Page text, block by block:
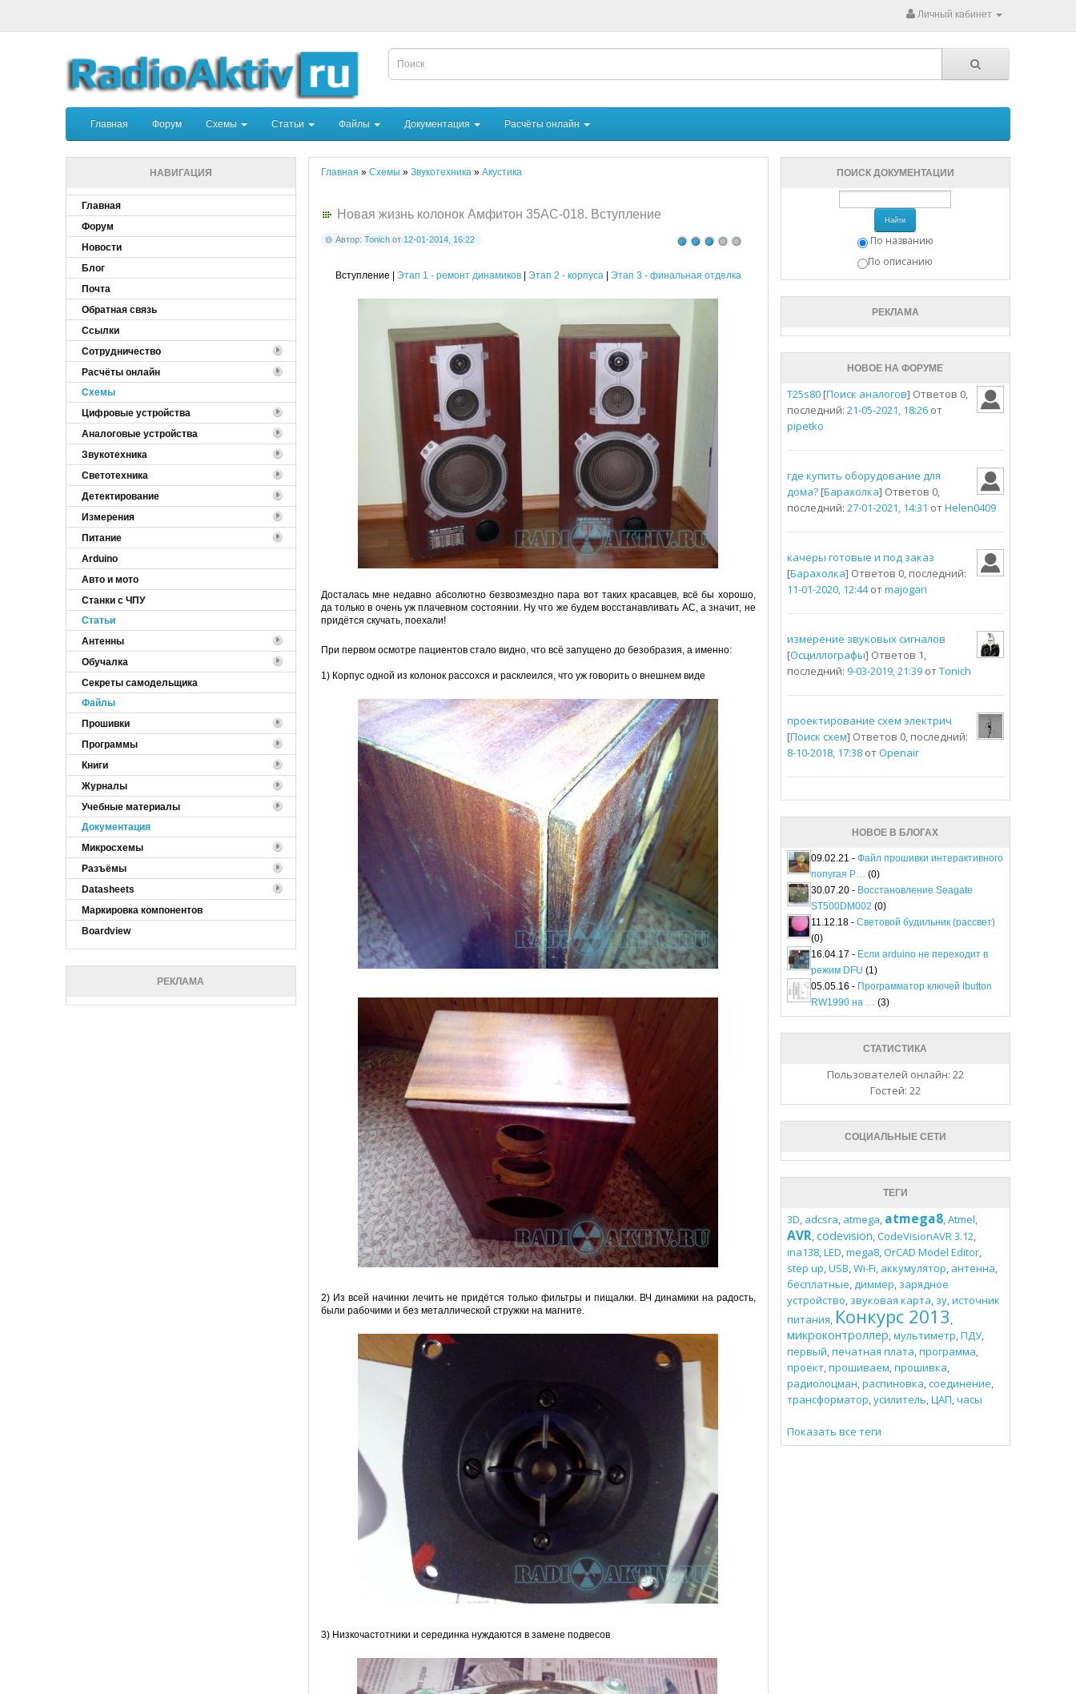
Личный кабинет
Главная Форум Схемы Статьи Файлы Документация Расчёты онлайн
НАВИГАЦИЯ
Главная
Форум
Новости
Блог
Почта
Обратная связь
Ссылки
Сотрудничество
Расчёты онлайн
Cхемы
Цифровые устройства
Аналоговые устройства
Звукотехника
Светотехника
Детектирование
Измерения
Питание
Arduino
Авто и мото
Станки с ЧПУ
Статьи
Антенны
Обучалка
Секреты самодельщика
Файлы
Прошивки
Программы
Книги
Журналы
Учебные материалы
Документация
Микросхемы
Разъёмы
Datasheets
Маркировка компонентов
Boardview
РЕКЛАМА
Главная » Схемы » Звукотехника» Акустика
Новая жизнь колонок Амфитон 35АС-018. Вступление
Автор: Tonichот 12-01-2014, 16:22
Вступление | Этап 1 - ремонт динамиков| Этап 2 - корпуса | Этап 3 - финальная отделка
Досталась мне недавно абсолютно безвозмездно пара вот таких красавцев, всё бы хорошо,
да только в очень уж плачевном состоянии. Ну что же будем восстанавливать АС, а значит, не
придётся скучать, поехали!
При первом осмотре пациентов стало видно, что всё запущено до безобразия, а именно:
1) Корпус одной из колонок рассохся и расклеился, что уж говорить о внешнем виде
2) Из всей начинки лечить не придётся только фильтры и пищалки. ВЧ динамики на радость,
были рабочими и без металлической стружки на магните.
3) Низкочастотники и серединка нуждаются в замене подвесов
ПОИСК ДОКУМЕНТАЦИИ
Найти
По названию
По описанию
РЕКЛАМА
НОВОЕ НА ФОРУМЕ
T25s80[Поиск аналогов] Ответов 0,
последний: 21-05-2021, 18:26от
pipetko
где купить оборудование для
дома?[Барахолка] Ответов 0,
последний: 27-01-2021, 14:31 отHelen0409
качеры готовые и под заказ
[Барахолка] Ответов 0, последний:
11-01-2020, 12:44отmajogari
измерение звуковых сигналов
[Осциллографы] Ответов 1,
последний: 9-03-2019, 21:39отTonich
проектирование схем электрич
[Поиск схем] Ответов 0, последний:
8-10-2018, 17:38отOpenair
НОВОЕ В БЛОГАХ
09.02.21 - Файл прошивки интерактивного
попугая P… (0)
30.07.20 - Восстановление Seagate
ST500DM002 (0)
11.12.18 - Световой будильник (рассвет)
(0)
16.04.17 - Если arduino не переходит в
режим DFU (1)
05.05.16 - Программатор ключей Ibutton
RW1990 на … (3)
СТАТИСТИКА
Пользователей онлайн: 22
Гостей: 22
СОЦИАЛЬНЫЕ СЕТИ
ТЕГИ
3D, adcsra, atmega, atmega8,Atmel,
AVR,codevision,CodeVisionAVR 3.12,
ina138,LED,mega8,OrCAD Model Editor,
step up,USB,Wi-Fi, аккумулятор, антенна,
бесплатные,диммер, зарядное
устройство, звуковая карта, зу,источник
питания, Конкурс 2013,
микроконтроллер,мультиметр,ПДУ,
первый,печатная плата,программа,
проект,прошиваем,прошивка,
радиолоцман,распиновка,соединение,
трансформатор,усилитель,ЦАП,часы
Показать все теги